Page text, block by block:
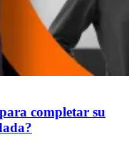
completar su